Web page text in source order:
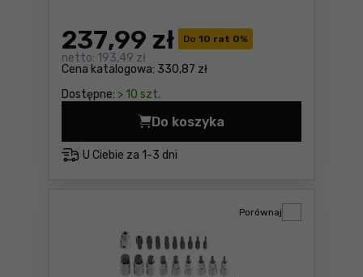
Do 10 rat 0%
Cena katalogowa: 330,87 zł
237,99 zł
netto: 193,49 zł
Dostępne: > 10 szt.
U Ciebie za 1-3 dni
Do koszyka
Klucz do demontażu
Porównaj